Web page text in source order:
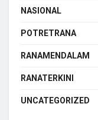
NASIONAL
POTRETRANA
RANAMENDALAM
RANATERKINI
UNCATEGORIZED